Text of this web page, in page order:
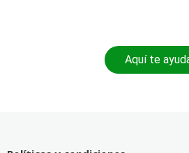
Aquí te